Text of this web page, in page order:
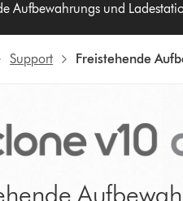
Aufbewahrungs und
Support Freistehende